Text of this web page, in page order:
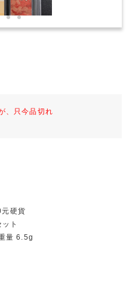
、只今品切れ
硬貨
ト
量 6.5g